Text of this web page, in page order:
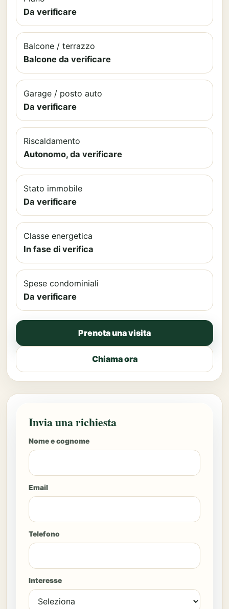
Da verificare
Balcone / terrazzo
Balcone da verificare
Garage / posto auto
Da verificare
Riscaldamento
Autonomo, da verificare
Stato immobile
Da verificare
Classe energetica
In fase di verifica
Spese condominiali
Da verificare
Prenota una visita
Chiama ora
Invia una richiesta
Nome e cognome
Email
Telefono
Interesse